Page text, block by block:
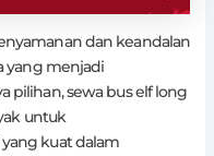
dan keandalan
yang menjadi
pilihan, sewa bus elf long
untuk
kuat dalam